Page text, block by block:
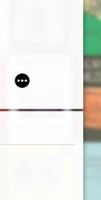
dążeń
: kilka